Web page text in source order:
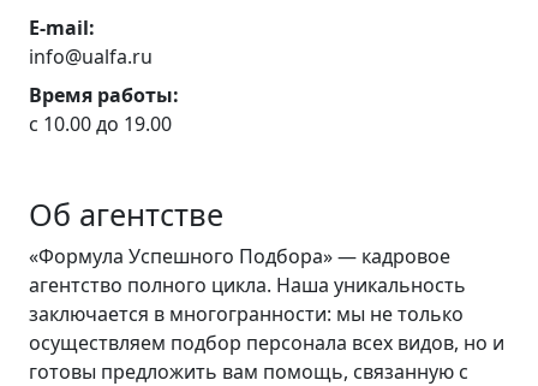
E-mail:
info@ualfa.ru
Время работы:
с 10.00 до 19.00
Об агентстве
«Формула Успешного Подбора» — кадровое
агентство полного цикла. Наша уникальность
заключается в многогранности: мы не только
осуществляем подбор персонала всех видов, но и
готовы предложить вам помощь, связанную с